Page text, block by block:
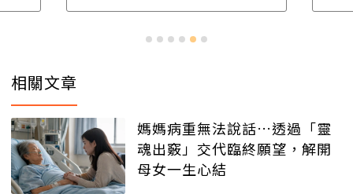
相關文章
媽媽病重無法說話…透過「靈
魂出竅」交代臨終願望，解開
母女一生心結